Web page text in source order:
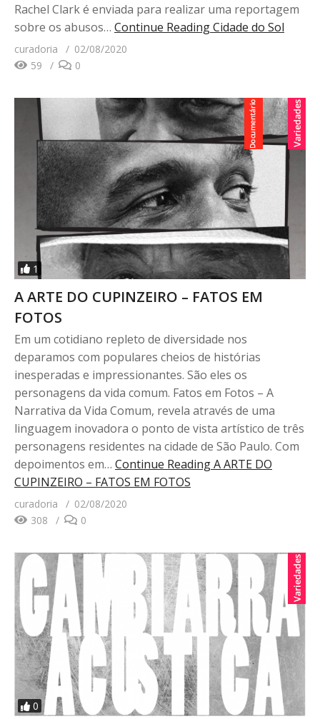
Rachel Clark é enviada para realizar uma reportagem
sobre os abusos… Continue ReadingCidade do Sol
curadoria
02/08/2020
59
0
1
A ARTE DO CUPINZEIRO – FATOS EM
FOTOS
Em um cotidiano repleto de diversidade nos
deparamos com populares cheios de histórias
inesperadas e impressionantes. São eles os
personagens da vida comum. Fatos em Fotos – A
Narrativa da Vida Comum, revela através de uma
linguagem inovadora o ponto de vista artístico de três
personagens residentes na cidade de São Paulo. Com
depoimentos em… Continue ReadingA ARTE DO
CUPINZEIRO – FATOS EM FOTOS
curadoria
02/08/2020
308
0
0